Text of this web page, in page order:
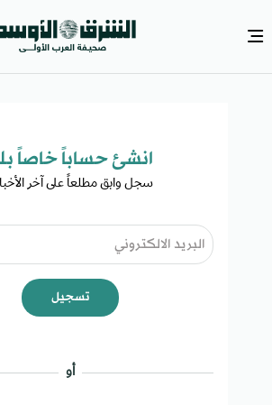
انشئ حساباً خاصاً
سجل وابق مطلعاً على آخر
تسجيل
أو